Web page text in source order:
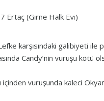
Ertaç (Girne Halk Evi)
karşısındaki galibiyeti ile
Candy’nin vuruşu kötü
içinden vuruşunda kaleci